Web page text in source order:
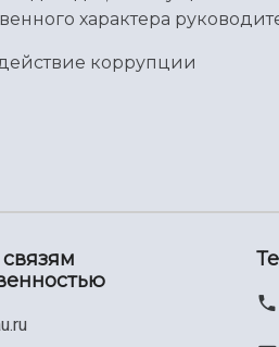
характера
коррупции